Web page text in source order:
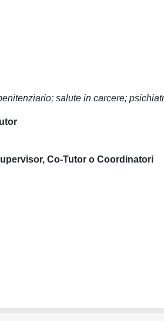
salute in carcere;
Co-Tutor o Coordinatori